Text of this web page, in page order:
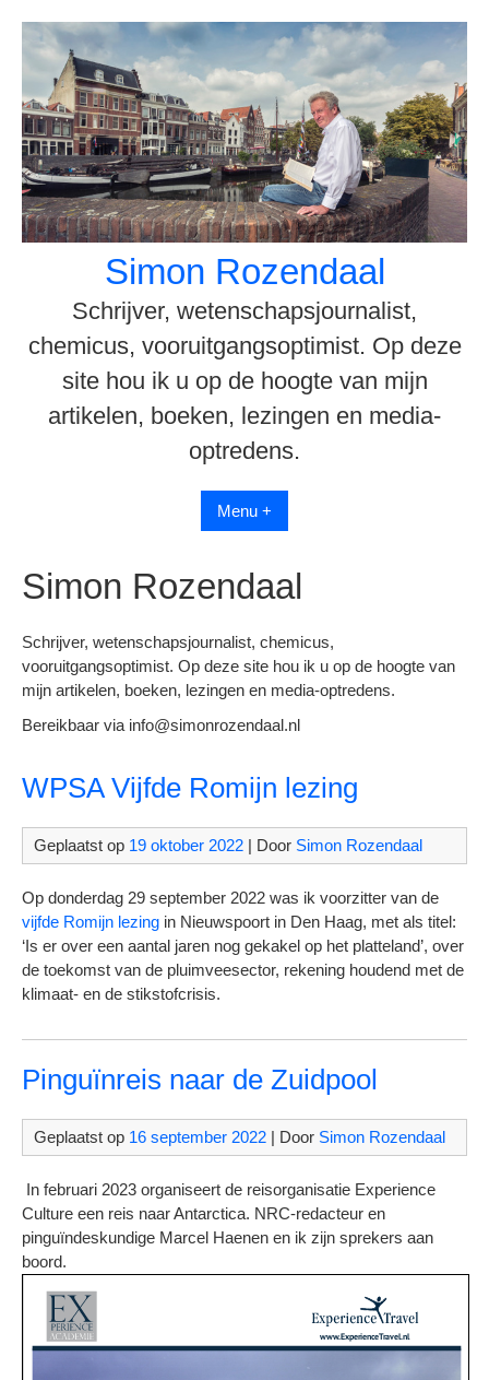
inhoud
Simon Rozendaal
Schrijver, wetenschapsjournalist,
chemicus, vooruitgangsoptimist. Op deze
site hou ik u op de hoogte van mijn
artikelen, boeken, lezingen en media-
optredens.
Menu +
Simon Rozendaal
Schrijver, wetenschapsjournalist, chemicus,
vooruitgangsoptimist. Op deze site hou ik u op de hoogte van
mijn artikelen, boeken, lezingen en media-optredens.
Bereikbaar via info@simonrozendaal.nl
WPSA Vijfde Romijn lezing
Geplaatst op 19 oktober 2022 | Door Simon Rozendaal
Op donderdag 29 september 2022 was ik voorzitter van de
vijfde Romijn lezing in Nieuwspoort in Den Haag, met als titel:
‘Is er over een aantal jaren nog gekakel op het platteland’, over
de toekomst van de pluimveesector, rekening houdend met de
klimaat- en de stikstofcrisis.
Pinguïnreis naar de Zuidpool
Geplaatst op 16 september 2022 | Door Simon Rozendaal
In februari 2023 organiseert de reisorganisatie Experience
Culture een reis naar Antarctica. NRC-redacteur en
pinguïndeskundige Marcel Haenen en ik zijn sprekers aan
boord.